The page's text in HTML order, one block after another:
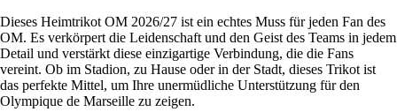
Dieses Heimtrikot OM 2026/27 ist ein echtes Muss für jeden Fan des
OM. Es verkörpert die Leidenschaft und den Geist des Teams in jedem
Detail und verstärkt diese einzigartige Verbindung, die die Fans
vereint. Ob im Stadion, zu Hause oder in der Stadt, dieses Trikot ist
das perfekte Mittel, um Ihre unermüdliche Unterstützung für den
Olympique de Marseille zu zeigen.